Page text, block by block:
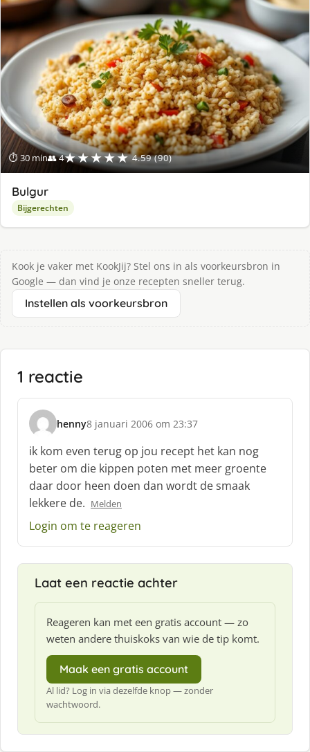
⏱ 30 min👥 4★★★★★ 4.59 (90)
Bulgur
Bijgerechten
Kook je vaker met KookJij? Stel ons in als voorkeursbron in
Google — dan vind je onze recepten sneller terug.
Instellen als voorkeursbron
1 reactie
henny
s
c
h
r
e
e
:
8 januari 2006 om 23:37
ik kom even terug op jou recept het kan nog
beter om die kippen poten met meer groente
daar door heen doen dan wordt de smaak
lekkere de. Melden
Login om te reageren
Laat een reactie achter
Reageren kan met een gratis account — zo
weten andere thuiskoks van wie de tip komt.
Maak een gratis account
Al lid? Log in via dezelfde knop — zonder
wachtwoord.